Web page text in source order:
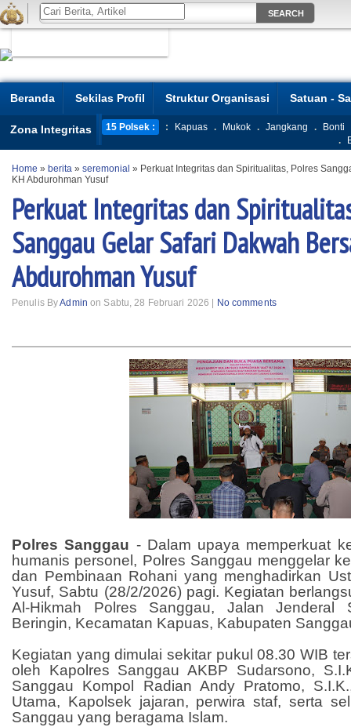
Beranda Sekilas Profil Struktur Organisasi Satuan -
Zona Integritas 15 Polsek : : Kapuas . Mukok . Jangkang .
Bonti
.
Home » berita » seremonial » Perkuat Integritas dan Spiritualitas, Polres
KH Abdurohman Yusuf
Perkuat Integritas dan
Sanggau Gelar Safari Dakwah
Abdurohman Yusuf
Penulis ByAdmin on Sabtu, 28 Februari 2026 | No comments
Polres Sanggau - Dalam upaya memperkuat
humanis personel, Polres Sanggau menggelar
dan Pembinaan Rohani yang menghadirkan
Yusuf, Sabtu (28/2/2026) pagi. Kegiatan
Al-Hikmah Polres Sanggau, Jalan Jenderal
Beringin, Kecamatan Kapuas, Kabupaten
Kegiatan yang dimulai sekitar pukul 08.30 WIB
oleh Kapolres Sanggau AKBP Sudarsono,
Sanggau Kompol Radian Andy Pratomo,
Utama, Kapolsek jajaran, perwira staf, serta
Sanggau yang beragama Islam.